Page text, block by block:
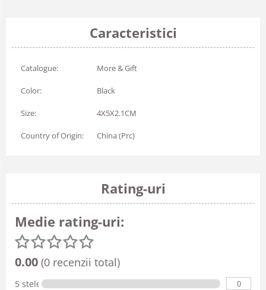
Caracteristici
Catalogue: More & Gift
Color: Black
Size: 4X5X2.1CM
Country of Origin: China (Prc)
Rating-uri
Medie rating-uri:
0.00 (0 recenzii total)
5 stele 0